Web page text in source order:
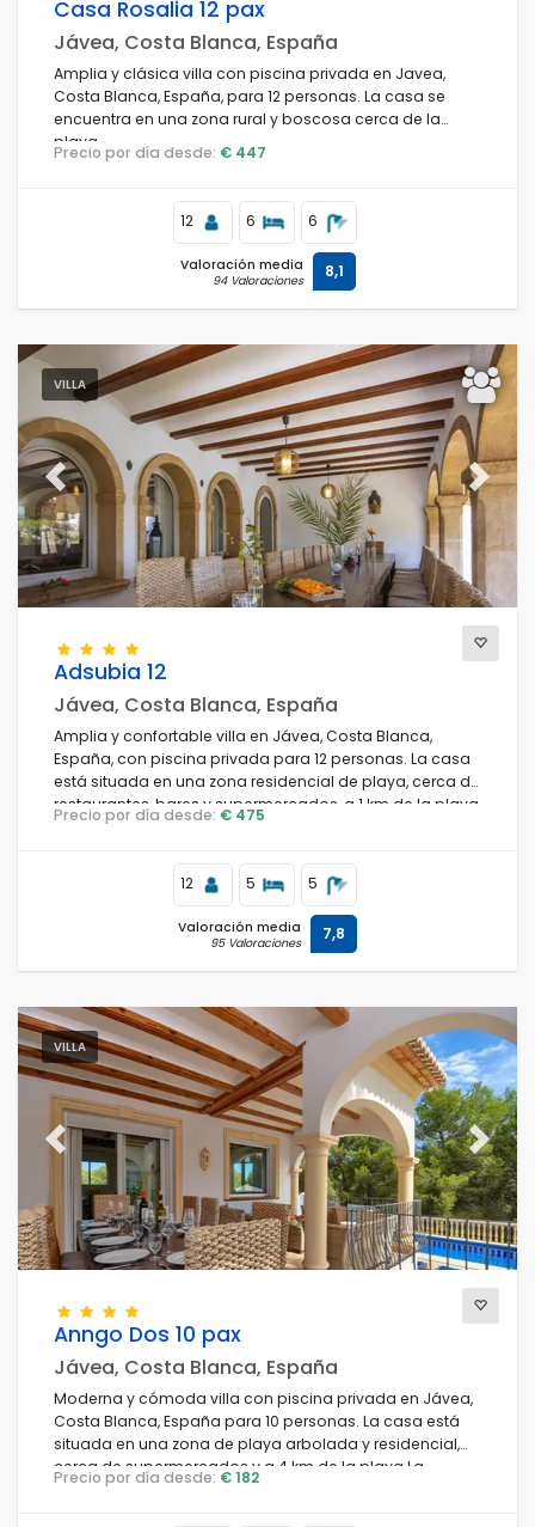
Casa Rosalia 12 pax
Jávea, Costa Blanca, España
Amplia y clásica villa con piscina privada en Javea,
Costa Blanca, España, para 12 personas. La casa se
encuentra en una zona rural y boscosa cerca de la
playa.
Precio por día desde: € 447
12 6 6
Valoración media
94 Valoraciones 8,1
VILLA
Previous Next
Adsubia 12
Jávea, Costa Blanca, España
Amplia y confortable villa en Jávea, Costa Blanca,
España, con piscina privada para 12 personas. La casa
está situada en una zona residencial de playa, cerca de
restaurantes, bares y supermercados, a 1 km de la playa
El Arenal, Jávea, y a 1 km del Mediterráneo, Jávea.
Precio por día desde: € 475
12 5 5
Valoración media
95 Valoraciones 7,8
VILLA
Previous Next
Anngo Dos 10 pax
Jávea, Costa Blanca, España
Moderna y cómoda villa con piscina privada en Jávea,
Costa Blanca, España para 10 personas. La casa está
situada en una zona de playa arbolada y residencial,
cerca de supermercados y a 4 km de la playa La
Granadella, Jávea.
Precio por día desde: € 182